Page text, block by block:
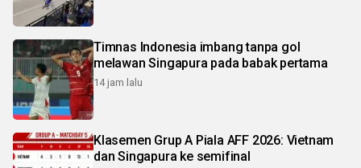
Timnas Indonesia imbang tanpa gol
melawan Singapura pada babak pertama
14 jam lalu
Klasemen Grup A Piala AFF 2026: Vietnam
dan Singapura ke semifinal